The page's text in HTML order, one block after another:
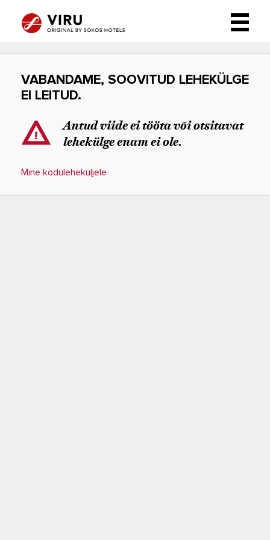
VABANDAME, SOOVITUD LEHEKÜLGE
EI LEITUD.
Antud viide ei tööta või otsitavat
lehekülge enam ei ole.
Mine koduleheküljele